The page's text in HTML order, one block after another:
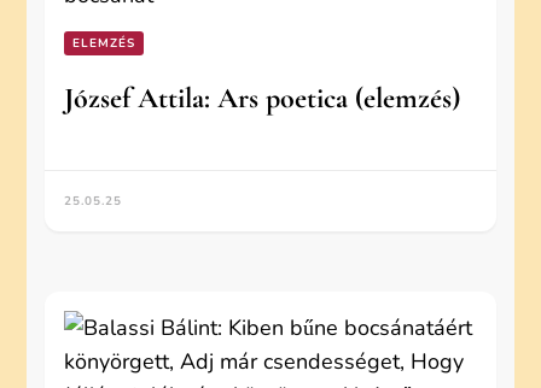
ELEMZÉS
József Attila: Ars poetica (elemzés)
25.05.25